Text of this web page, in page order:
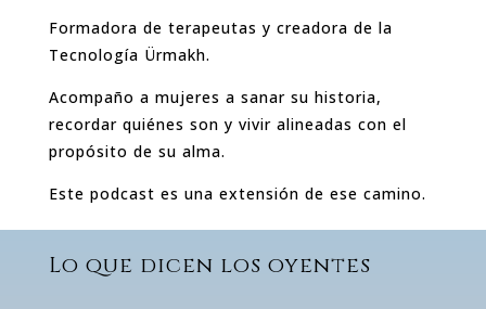
Formadora de terapeutas y creadora de la
Tecnología Ürmakh.
Acompaño a mujeres a sanar su historia,
recordar quiénes son y vivir alineadas con el
propósito de su alma.
Este podcast es una extensión de ese camino.
Lo que dicen los oyentes